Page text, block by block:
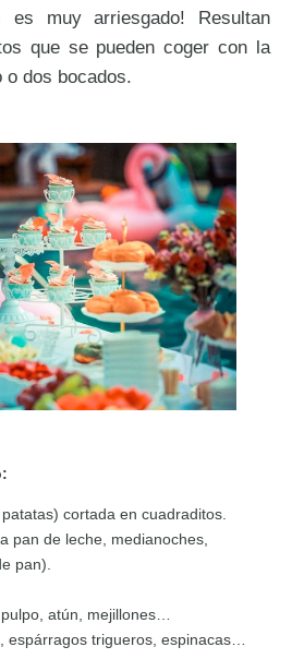
es muy arriesgado! Resultan
que se pueden coger con la
o dos bocados.
cortada en cuadraditos.
pan de leche, medianoches,
pan).
atún, mejillones…
espárragos trigueros, espinacas…